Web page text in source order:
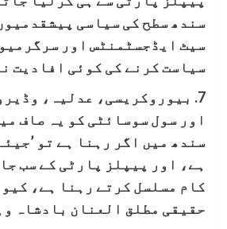
سندھ سطح کی سیاسی
سیٹ ایڈجسٹمنٹس اور
سیاست کرنے کی کوئی افادیت
7. بیوروکریسی، عدلیہ،
اور سول سوسائٹی کو یہ صاف
سندھ میں اگر رہنا ہے تو
ہے، اور پیپلز پارٹی کے سب
کام مسلسل کرتے رہنا ہے،
حقيقی مطلق العنان بادشاہ